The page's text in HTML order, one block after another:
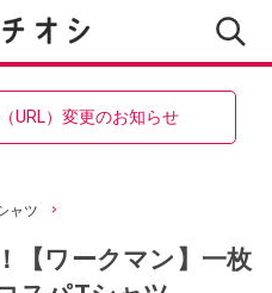
URL）変更のお知らせ
ャツ
【ワークマン】一枚